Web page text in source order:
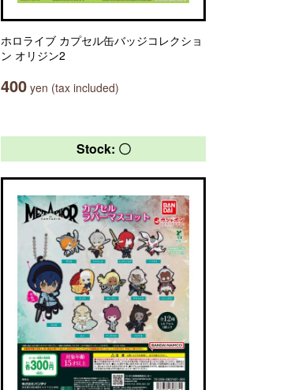
ホロライブ カプセル缶バッジコレクショ
ン オリジン2
400 yen (tax included)
Stock: 〇